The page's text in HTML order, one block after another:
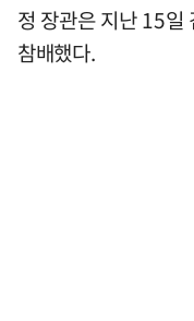
정 장관은 지난 15일
참배했다.